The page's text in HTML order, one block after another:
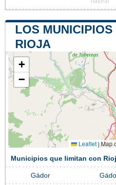
LOS
RIOJA
+
−
Leaflet |Map
Municipios que limitan con
Gádor